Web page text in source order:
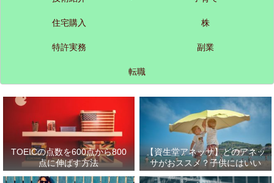
住宅購入 株
特許実務 副業
転職
TOEICの点数を600点から800
点に伸ばす方法
【資生堂アネッサ】どのアネッ
サがおススメ？子供にはいい
の？